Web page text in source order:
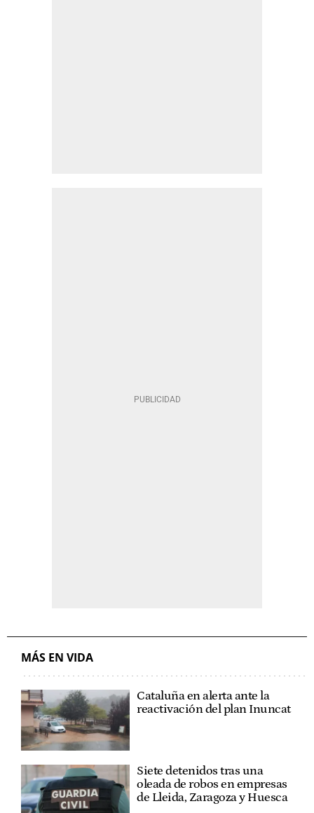
MÁS EN VIDA
Cataluña en alerta ante la
reactivación del plan Inuncat
Siete detenidos tras una
oleada de robos en empresas
de Lleida, Zaragoza y Huesca